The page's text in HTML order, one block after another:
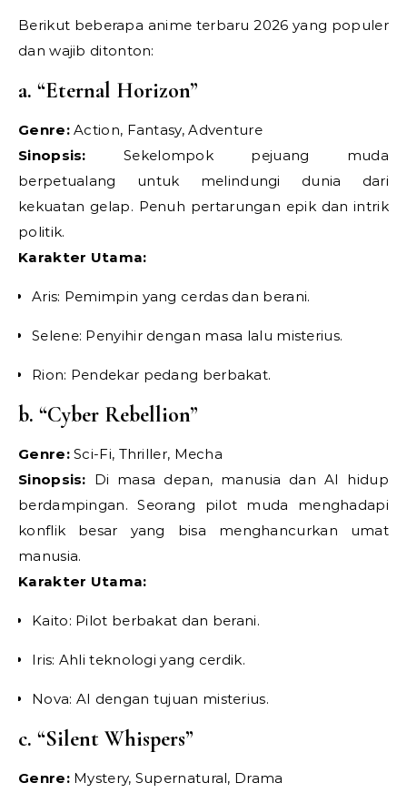
Berikut beberapa anime terbaru 2026 yang populer
dan wajib ditonton:
a. “Eternal Horizon”
Genre:Action, Fantasy, Adventure
Sinopsis: Sekelompok pejuang muda
berpetualang untuk melindungi dunia dari
kekuatan gelap. Penuh pertarungan epik dan intrik
politik.
Karakter Utama:
Aris: Pemimpin yang cerdas dan berani.
Selene: Penyihir dengan masa lalu misterius.
Rion: Pendekar pedang berbakat.
b. “Cyber Rebellion”
Genre:Sci-Fi, Thriller, Mecha
Sinopsis: Di masa depan, manusia dan AI hidup
berdampingan. Seorang pilot muda menghadapi
konflik besar yang bisa menghancurkan umat
manusia.
Karakter Utama:
Kaito: Pilot berbakat dan berani.
Iris: Ahli teknologi yang cerdik.
Nova: AI dengan tujuan misterius.
c. “Silent Whispers”
Genre:Mystery, Supernatural, Drama